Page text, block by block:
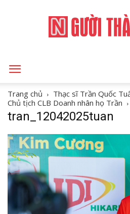
Trang chủ
Thạc sĩ Trần Quốc
Chủ tịch CLB Doanh nhân họ Trần
tran_12042025tuan